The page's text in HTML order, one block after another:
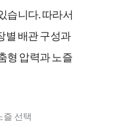
습니다. 따라서
별 배관 구성과
형 압력과 노즐
즐 선택